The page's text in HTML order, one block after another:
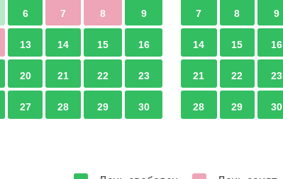
6 7 8 9
13 14 15 16
20 21 22 23
27 28 29 30
7 8 9
14 15 16
21 22 23
28 29 30